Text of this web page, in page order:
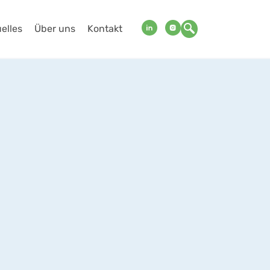
Über uns Kontakt